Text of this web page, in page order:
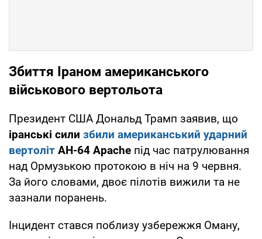
Збиття Іраном американського
військового вертольота
Президент США Дональд Трамп заявив, що
іранські сили збили американський ударний
вертоліт AH-64 Apache під час патрулювання
над Ормузькою протокою в ніч на 9 червня.
За його словами, двоє пілотів вижили та не
зазнали поранень.
Інцидент стався поблизу узбережжя Оману,